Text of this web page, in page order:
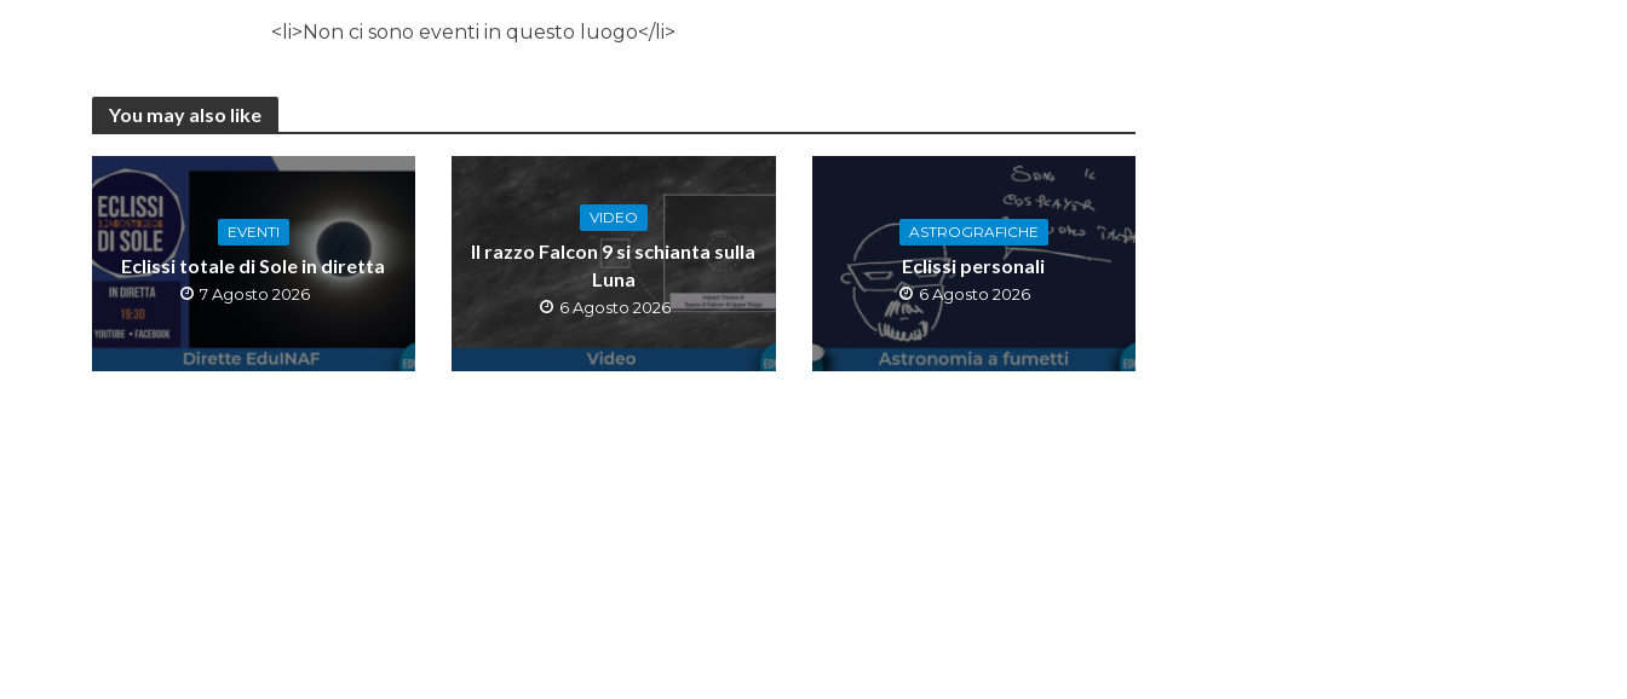
<li>Non ci sono eventi in questo luogo</li>
You may also like
EVENTI
Eclissi totale di Sole in diretta
7 Agosto 2026
VIDEO
Il razzo Falcon 9 si schianta sulla
Luna
6 Agosto 2026
ASTROGRAFICHE
Eclissi personali
6 Agosto 2026